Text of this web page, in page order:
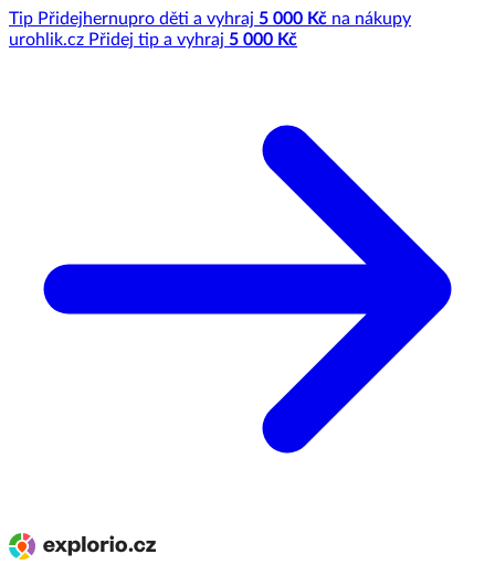
Tip Přidejhernupro děti a vyhraj 5 000 Kč na nákupy
urohlik.cz Přidej tip a vyhraj 5 000 Kč